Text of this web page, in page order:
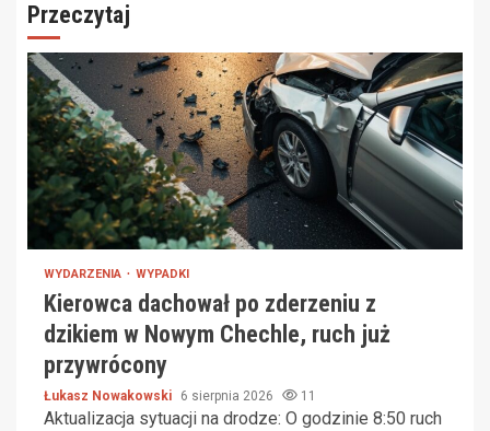
Przeczytaj
WYDARZENIA WYPADKI
Kierowca dachował po zderzeniu z
dzikiem w Nowym Chechle, ruch już
przywrócony
Łukasz Nowakowski 6 sierpnia 2026 11
Aktualizacja sytuacji na drodze: O godzinie 8:50 ruch